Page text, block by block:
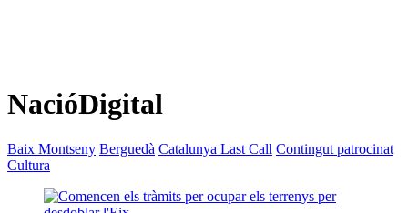
NacióDigital
Baix Montseny Berguedà Catalunya Last Call Contingut patrocinat
Cultura